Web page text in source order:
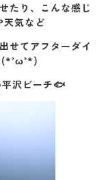
たり、こんな感じ
天気など
せてアフターダイ
(*’ω’*)
沢ビーチ🐟